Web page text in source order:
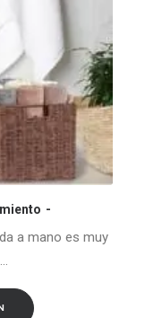
a mano es muy